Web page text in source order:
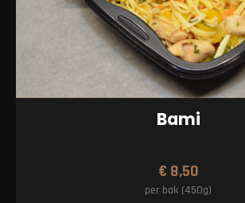
Bami
€ 8,50
per bak (450g)